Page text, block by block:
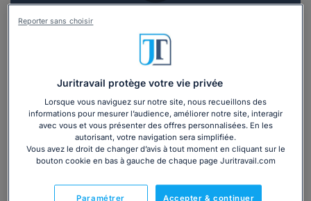
Vous souhaitez une consultation par
téléphone ?
Consulter immédiatement
ou appelez le01 75 75 42 33(8h à 21h du lundi au
vendredi)
Vous êtes avocat ?
Juritravail protège votre vie privée
Lorsque vous naviguez sur notre site, nous recueillons des
informations pour mesurer l’audience, améliorer notre site, interagir
avec vous et vous présenter des offres personnalisées. En les
autorisant, votre navigation sera simplifiée.
Vous avez le droit de changer d’avis à tout moment en cliquant sur le
bouton cookie en bas à gauche de chaque page Juritravail.com
Accepter & continuer
Paramétrer
Reporter sans choisir